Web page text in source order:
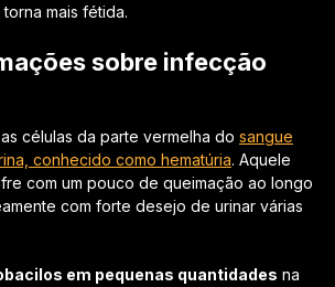
mais fétida.
sobre infecção
células da parte vermelha do sangue
conhecido como hematúria. Aquele
com um pouco de queimação ao longo
com forte desejo de urinar várias
em pequenas quantidades na